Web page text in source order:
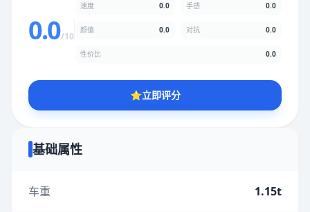
0.0/10
速度 0.0 手感 0.0
颜值 0.0 对抗 0.0
性价比 0.0
⭐立即评分
基础属性
车重 1.15t
★★ ★ ★
性价比
★★★★★★★★★★